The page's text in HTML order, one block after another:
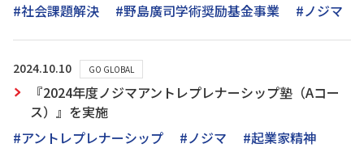
#社会課題解決
#野島廣司学術奨励基金事業 #ノジマ
2024.10.10 GO GLOBAL
『2024年度ノジマアントレプレナーシップ塾（Aコー
ス）』を実施
#アントレプレナーシップ
#ノジマ
#起業家精神